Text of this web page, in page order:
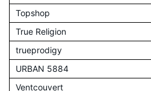
Topshop
True Religion
trueprodigy
URBAN 5884
Ventcouvert